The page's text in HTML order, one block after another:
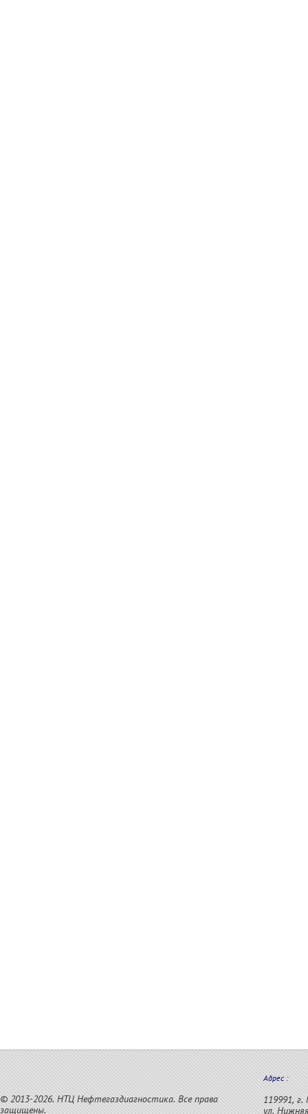
© 2013-2026. НТЦ Нефтегаздиагностика. Все права
защищены.
Адрес :
119991, г.
ул.